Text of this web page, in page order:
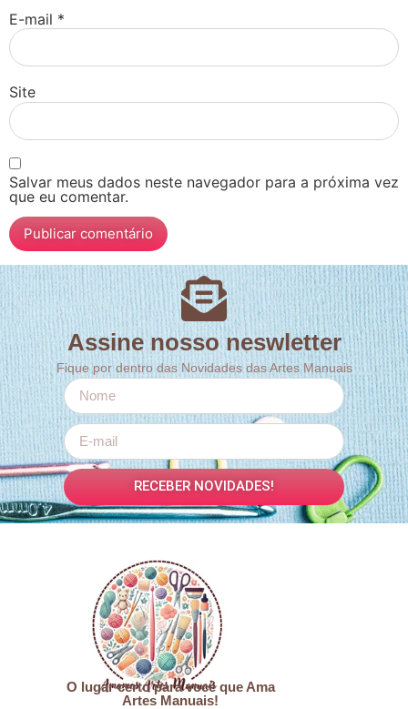
E-mail *
Site
Salvar meus dados neste navegador para a próxima vez
que eu comentar.
Assine nosso neswletter
Fique por dentro das Novidades das Artes Manuais
RECEBER NOVIDADES!
O lugar certo para você que Ama
Artes Manuais!